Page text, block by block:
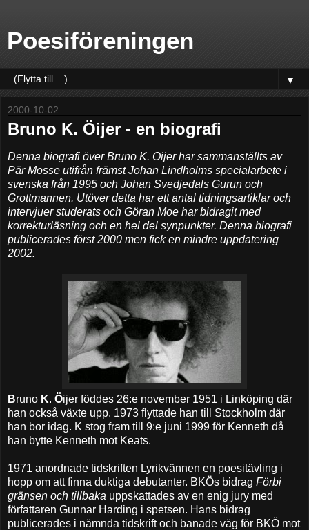
Poesiföreningen
▼
2000-10-02
Bruno K. Öijer - en biografi
Denna biografi över Bruno K. Öijer har sammanställts av
Pär Mosse utifrån främst Johan Lindholms specialarbete i
svenska från 1995 och Johan Svedjedals Gurun och
Grottmannen. Utöver detta har ett antal tidningsartiklar och
intervjuer studerats och Göran Moe har bidragit med
korrekturläsning och en hel del synpunkter. Denna biografi
publicerades först 2000 men fick en mindre uppdatering
2002.
Bruno K. Öijer föddes 26:e november 1951 i Linköping där
han också växte upp. 1973 flyttade han till Stockholm där
han bor idag. K stog fram till 9:e juni 1999 för Kenneth då
han bytte Kenneth mot Keats.
1971 anordnade tidskriften Lyrikvännen en poesitävling i
hopp om att finna duktiga debutanter. BKÖs bidrag Förbi
gränsen och tillbaka uppskattades av en enig jury med
författaren Gunnar Harding i spetsen. Hans bidrag
publicerades i nämnda tidskrift och banade väg för BKÖ mot